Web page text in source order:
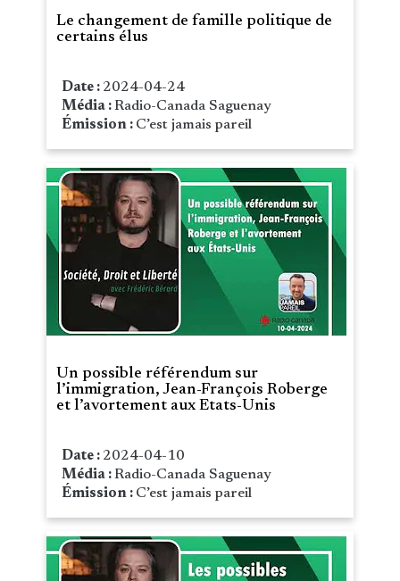
Le changement de famille politique de
certains élus
Date : 2024-04-24
Média :Radio-Canada Saguenay
Émission : C’est jamais pareil
Un possible référendum sur
l’immigration, Jean-François Roberge
et l’avortement aux Etats-Unis
Date : 2024-04-10
Média :Radio-Canada Saguenay
Émission : C’est jamais pareil